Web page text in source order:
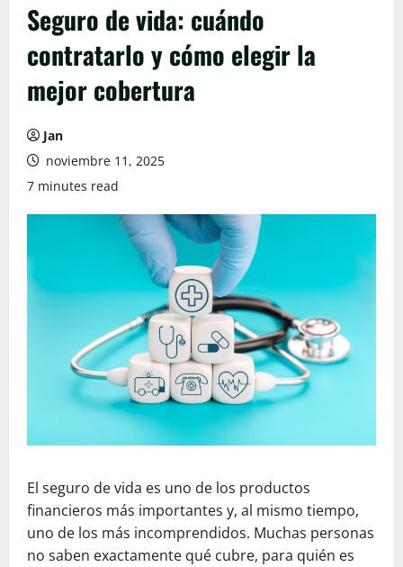
Seguro de vida: cuándo
contratarlo y cómo elegir la
mejor cobertura
Jan
noviembre 11, 2025
7 minutes read
El seguro de vida es uno de los productos
financieros más importantes y, al mismo tiempo,
uno de los más incomprendidos. Muchas personas
no saben exactamente qué cubre, para quién es